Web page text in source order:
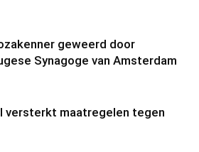
geweerd door
Synagoge van Amsterdam
versterkt maatregelen tegen